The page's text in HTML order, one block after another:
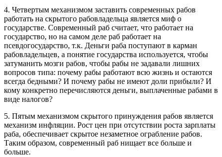
4. Четвертым механизмом заставить современных рабов
работать на скрытого рабовладельца является миф о
государстве. Современный раб считает, что работает на
государство, но на самом деле раб работает на
псевдогосударство, т.к. Деньги раба поступают в карман
рабовладельцев, а понятие государства используется, чтобы
затуманить мозги рабов, чтобы рабы не задавали лишних
вопросов типа: почему рабы работают всю жизнь и остаются
всегда бедными? И почему рабы не имеют доли прибыли? И
кому конкретно перечисляются деньги, выплаченные рабами в
виде налогов?
5. Пятым механизмом скрытого принуждения рабов является
механизм инфляции. Рост цен при отсутствии роста зарплаты
раба, обеспечивает скрытое незаметное ограбление рабов.
Таким образом, современный раб нищает все больше и
больше.